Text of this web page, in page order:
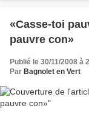
«Casse-toi
pauvre con»
Publié le 30/11/2008 à
Par Bagnolet en Vert